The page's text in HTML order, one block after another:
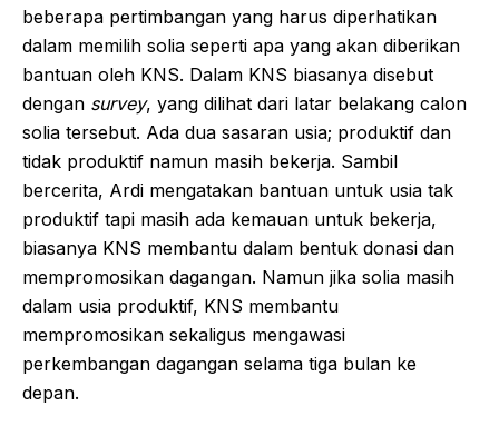
beberapa pertimbangan yang harus diperhatikan
dalam memilih solia seperti apa yang akan diberikan
bantuan oleh KNS. Dalam KNS biasanya disebut
dengan survey, yang dilihat dari latar belakang calon
solia tersebut. Ada dua sasaran usia; produktif dan
tidak produktif namun masih bekerja. Sambil
bercerita, Ardi mengatakan bantuan untuk usia tak
produktif tapi masih ada kemauan untuk bekerja,
biasanya KNS membantu dalam bentuk donasi dan
mempromosikan dagangan. Namun jika solia masih
dalam usia produktif, KNS membantu
mempromosikan sekaligus mengawasi
perkembangan dagangan selama tiga bulan ke
depan.